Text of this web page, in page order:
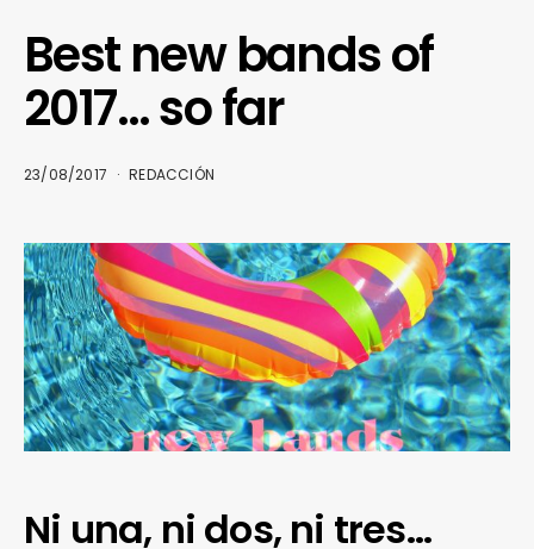
Best new bands of
2017… so far
23/08/2017 REDACCIÓN
Ni una, ni dos, ni tres…